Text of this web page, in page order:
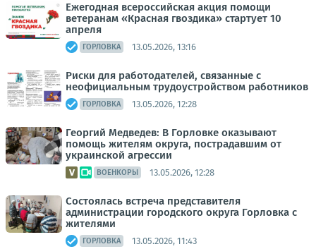
Ежегодная всероссийская акция помощи
ветеранам «Красная гвоздика» стартует 10
апреля
ГОРЛОВКА 13.05.2026, 13:16
Риски для работодателей, связанные с
неофициальным трудоустройством работников
ГОРЛОВКА 13.05.2026, 12:28
Георгий Медведев: В Горловке оказывают
помощь жителям округа, пострадавшим от
украинской агрессии
ВОЕНКОРЫ 13.05.2026, 12:28
Состоялась встреча представителя
администрации городского округа Горловка с
жителями
ГОРЛОВКА 13.05.2026, 11:43